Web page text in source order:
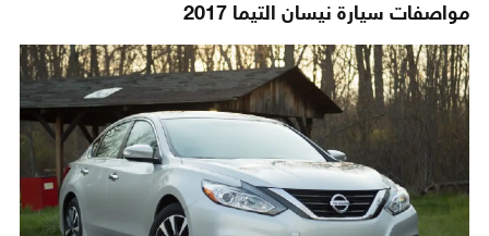
مواصفات سيارة نيسان التيما 2017